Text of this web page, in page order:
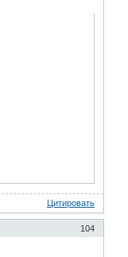
Цитировать
104